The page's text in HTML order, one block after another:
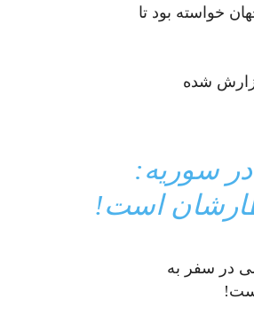
خواسته بود تا
شده
در سوریه:
است!
در سفر به